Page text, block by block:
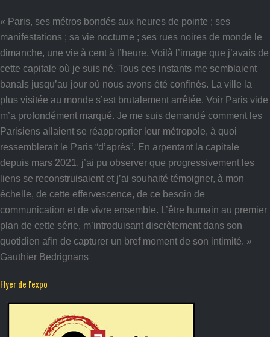
« Paris, ses métros bondés aux heures de pointe ; ses
manifestations ; sa vie nocturne ; ses rues noires de monde le
dimanche, une vie à cent à l’heure. Voilà l’image que j’avais de
cette capitale où je suis né. Tous ces instants me semblaient
banals jusqu’au jour où nous avons été confinés. La ville la
plus visitée au monde s’est brutalement arrêtée. Voir Paris vide
m’a profondément marqué. Je me suis demandé comment les
Parisiens allaient se réapproprier leur métropole, à quoi
ressemblerait le Paris “d’après”. En arpentant la capitale
depuis mars 2021, j’ai pu observer que progressivement les
liens se reconstruisaient et j’ai souhaité témoigner, à mon
échelle, de cette effervescence, de ce besoin de
communication et de vivre ensemble. L’être humain au premier
plan de cette série, m’introduisant discrètement dans son
quotidien afin de capturer un bref moment de son intimité. »
Gauthier Bedrignans
Flyer de l'expo